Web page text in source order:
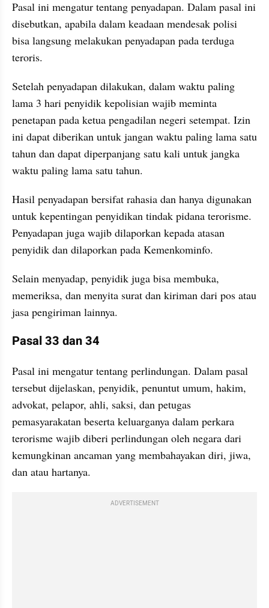
Pasal ini mengatur tentang penyadapan. Dalam pasal ini
disebutkan, apabila dalam keadaan mendesak polisi
bisa langsung melakukan penyadapan pada terduga
teroris.
Setelah penyadapan dilakukan, dalam waktu paling
lama 3 hari penyidik kepolisian wajib meminta
penetapan pada ketua pengadilan negeri setempat. Izin
ini dapat diberikan untuk jangan waktu paling lama satu
tahun dan dapat diperpanjang satu kali untuk jangka
waktu paling lama satu tahun.
Hasil penyadapan bersifat rahasia dan hanya digunakan
untuk kepentingan penyidikan tindak pidana terorisme.
Penyadapan juga wajib dilaporkan kepada atasan
penyidik dan dilaporkan pada Kemenkominfo.
Selain menyadap, penyidik juga bisa membuka,
memeriksa, dan menyita surat dan kiriman dari pos atau
jasa pengiriman lainnya.
Pasal 33 dan 34
Pasal ini mengatur tentang perlindungan. Dalam pasal
tersebut dijelaskan, penyidik, penuntut umum, hakim,
advokat, pelapor, ahli, saksi, dan petugas
pemasyarakatan beserta keluarganya dalam perkara
terorisme wajib diberi perlindungan oleh negara dari
kemungkinan ancaman yang membahayakan diri, jiwa,
dan atau hartanya.
ADVERTISEMENT